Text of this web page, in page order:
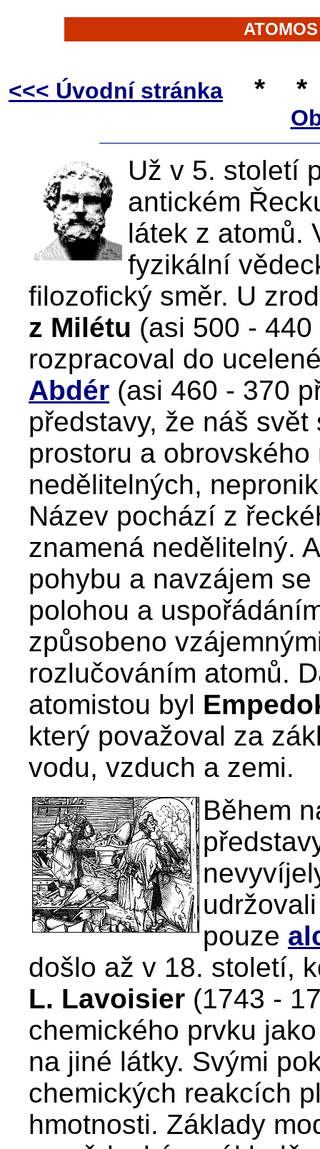
<<< Úvodní stránka * *
Už v 5. století
antickém
látek z atomů.
fyzikální
filozofický směr. U
z Milétu (asi 500 -
rozpracoval do
Abdér (asi 460 - 370
představy, že náš
prostoru a
nedělitelných,
Název pochází z
znamená nedělitelný.
pohybu a navzájem
polohou a
způsobeno
rozlučováním atomů.
atomistou byl
který považoval za
vodu, vzduch a zemi.
Během
pouze
došlo až v 18. století,
L. Lavoisier (1743 -
chemického prvku
na jiné látky. Svými
chemických reakcích
hmotnosti. Základy